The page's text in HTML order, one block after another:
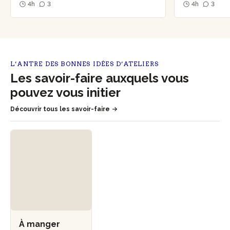
4h
3
4h
3
L’ANTRE DES BONNES IDÉES D’ATELIERS
Les savoir-faire auxquels vous
pouvez vous initier
Découvrir tous les savoir-faire
À manger